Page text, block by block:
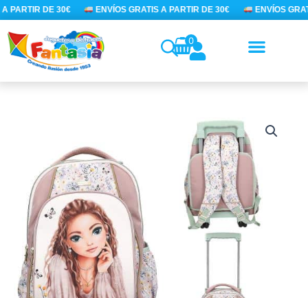
Ir
al
contenido
PARTIR DE 30€ ENVÍOS GRATIS A PARTIR DE 30€ ENVÍOS
0